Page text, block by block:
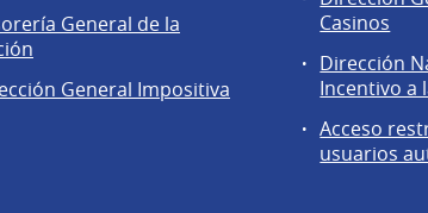
General de la
General Impositiva
Casinos
Dirección
Incentivo a
Acceso
usuarios